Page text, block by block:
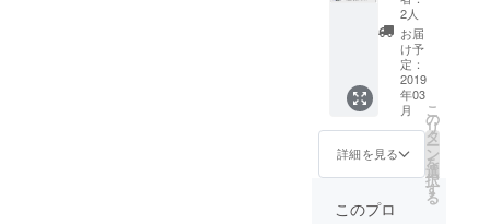
リジナ
ルスマ
ホケー
ス + 限
定アバ
ター】
5000円
支援枠
リター
ン + イ
メージ
イラス
トをあ
2人
お届
け予
定：
2019
年03
月
詳細を見る
こ
の
リ
タ
ー
ン
を
選
択
す
る
このプロ